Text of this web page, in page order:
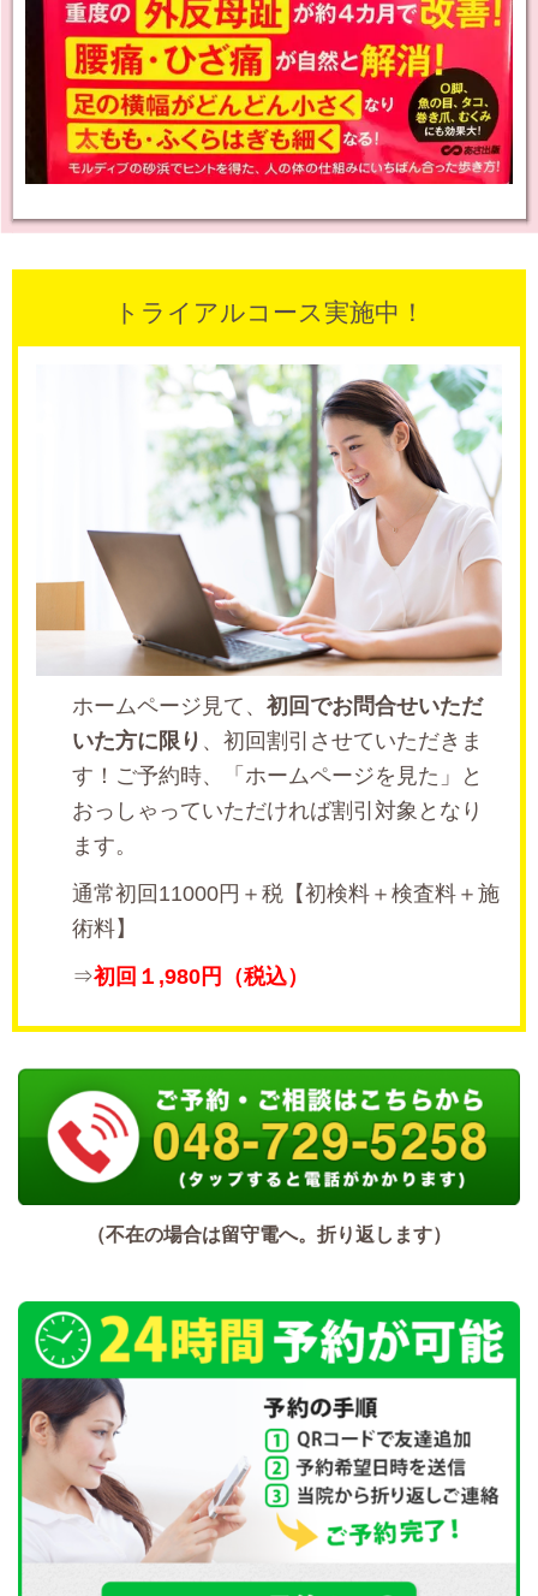
トライアルコース実施中！
ホームページ見て、 初回でお問合せいただ
いた方に限り 、初回割引させていただきま
す！ご予約時、「ホームページを見た」と
おっしゃっていただければ割引対象となり
ます。
通常初回11000円＋税【初検料＋検査料＋施
術料】
⇒初回１,980円（税込）
（不在の場合は留守電へ。折り返します）